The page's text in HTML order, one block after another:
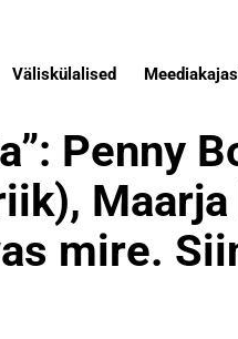
Väliskülalised
Penny
mire.